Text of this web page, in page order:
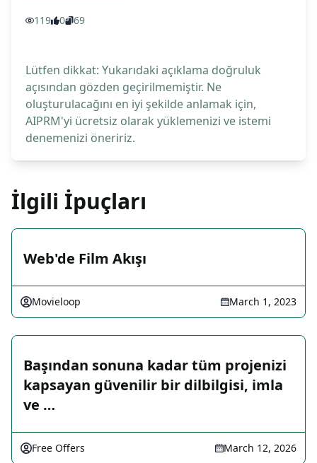
119 0 69
Lütfen dikkat: Yukarıdaki açıklama doğruluk
açısından gözden geçirilmemiştir. Ne
oluşturulacağını en iyi şekilde anlamak için,
AIPRM'yi ücretsiz olarak yüklemenizi ve istemi
denemenizi öneririz.
İlgili İpuçları
Web'de Film Akışı
Movieloop March 1, 2023
Başından sonuna kadar tüm projenizi
kapsayan güvenilir bir dilbilgisi, imla
ve …
Free Offers March 12, 2026